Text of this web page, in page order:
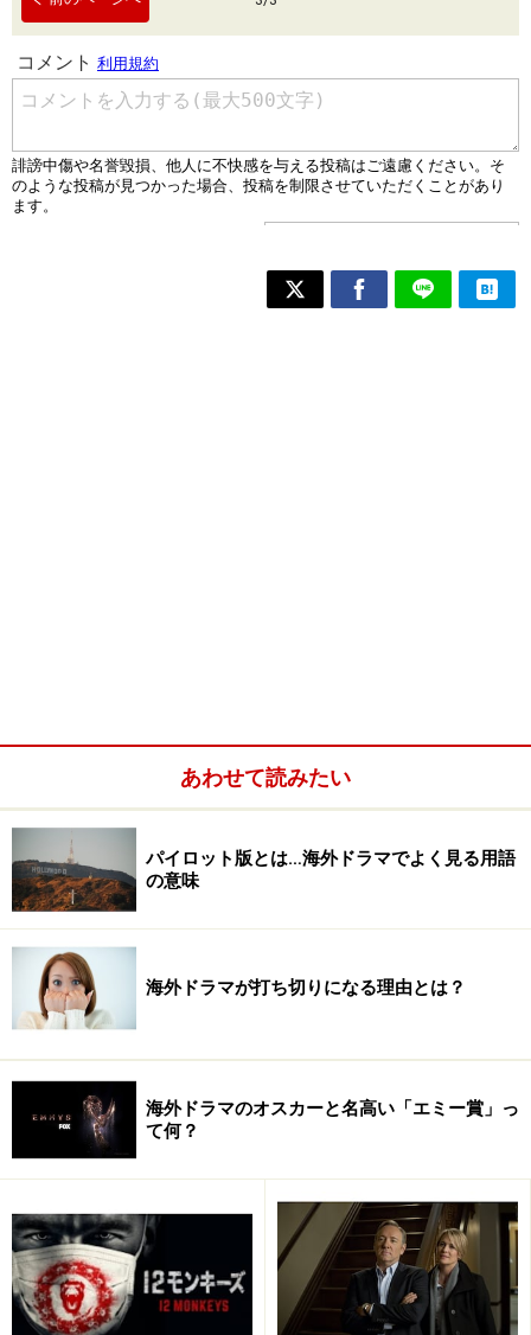
あわせて読みたい
パイロット版とは…海外ドラマでよく見る用語
の意味
海外ドラマが打ち切りになる理由とは？
海外ドラマのオスカーと名高い「エミー賞」っ
て何？